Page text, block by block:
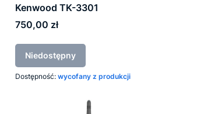
Kenwood TK-3301
Cena
750,00 zł
Niedostępny
Dostępność: wycofany z produkcji